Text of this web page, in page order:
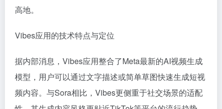
高地。
Vibes应用的技术特点与定位
据内部消息，Vibes应用整合了Meta最新的AI视频生成
模型，用户可以通过文字描述或简单草图快速生成短视
频内容。与Sora相比，Vibes更侧重于社交场景的适配